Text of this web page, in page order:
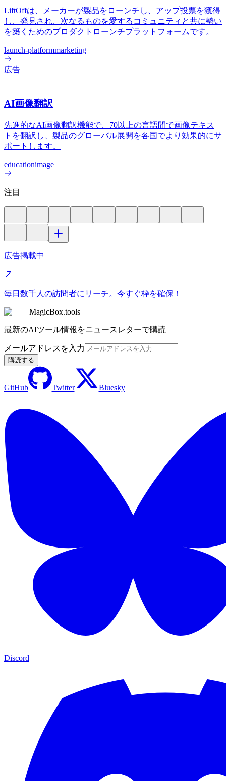
LiftOffは、メーカーが製品をローンチし、アップ投票を獲得
し、発見され、次なるものを愛するコミュニティと共に勢い
を築くためのプロダクトローンチプラットフォームです。
launch-platformmarketing
広告
AI画像翻訳
先進的なAI画像翻訳機能で、70以上の言語間で画像テキス
トを翻訳し、製品のグローバル展開を各国でより効果的にサ
ポートします。
educationimage
注目
広告掲載中
毎日数千人の訪問者にリーチ。今すぐ枠を確保！
MagicBox.tools
最新のAIツール情報をニュースレターで購読
メールアドレスを入力
購読する
GitHub Twitter Bluesky
Discord